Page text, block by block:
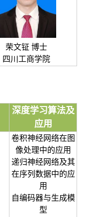
荣文钲 博士
四川工商学院
深度学习算法及
应用
卷积神经网络在图
像处理中的应用
递归神经网络及其
在序列数据中的应
用
自编码器与生成模
型